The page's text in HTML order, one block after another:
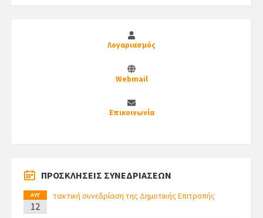
Λογαριασμός
Webmail
Επικοινωνία
ΠΡΟΣΚΛΗΣΕΙΣ ΣΥΝΕΔΡΙΑΣΕΩΝ
ΑΥΓ
12
τακτική συνεδρίαση της Δημοτικής Επιτροπής